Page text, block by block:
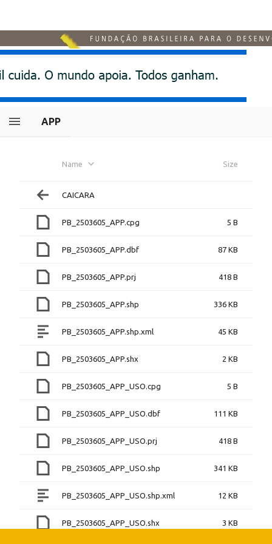
APP
Name Size
CAICARA
PB_2503605_APP.cpg 5 B
PB_2503605_APP.dbf 87 KB
PB_2503605_APP.prj 418 B
PB_2503605_APP.shp 336 KB
PB_2503605_APP.shp.xml 45 KB
PB_2503605_APP.shx 2 KB
PB_2503605_APP_USO.cpg 5 B
PB_2503605_APP_USO.dbf 111 KB
PB_2503605_APP_USO.prj 418 B
PB_2503605_APP_USO.shp 341 KB
PB_2503605_APP_USO.shp.xml 12 KB
PB_2503605_APP_USO.shx 3 KB